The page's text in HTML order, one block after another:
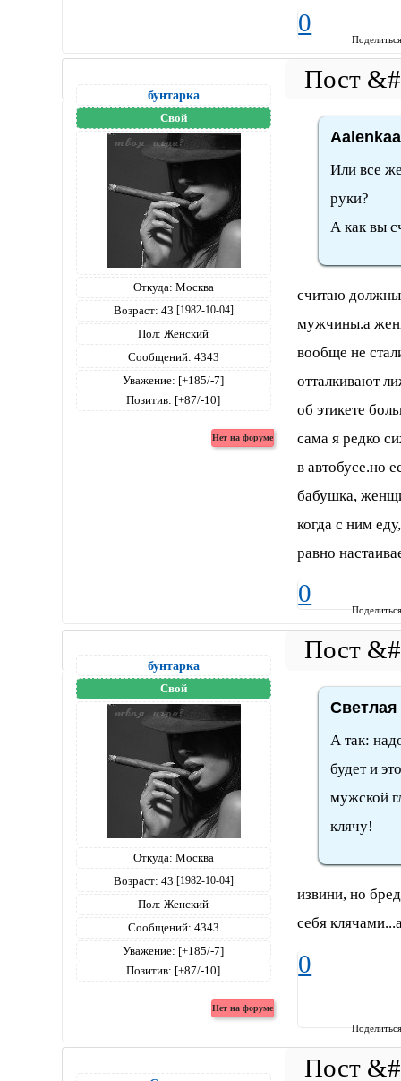
0
бунтарка
Свой
Откуда: Москва
Возраст: 43 [1982-10-04]
Пол: Женский
Сообщений: 4343
Уважение: [+185/-7]
Позитив: [+87/-10]
Или все
руки?
А как вы
считаю
мужчины.а
вообще не
отталкивают
об этикете
сама я редко
в автобусе.но
бабушка,
когда с ним
равно
0
бунтарка
Свой
Откуда: Москва
Возраст: 43 [1982-10-04]
Пол: Женский
Сообщений: 4343
Уважение: [+185/-7]
Позитив: [+87/-10]
Светлая
А так:
будет и
мужской
клячу!
извини, но
себя
0